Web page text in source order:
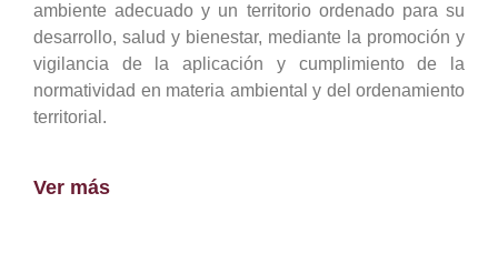
ambiente adecuado y un territorio ordenado para su
desarrollo, salud y bienestar, mediante la promoción y
vigilancia de la aplicación y cumplimiento de la
normatividad en materia ambiental y del ordenamiento
territorial.
Ver más